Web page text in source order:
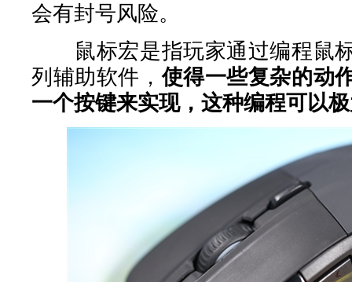
会有封号风险。
鼠标宏是指玩家通过编程鼠
列辅助软件，使得一些复杂的动
一个按键来实现，这种编程可以